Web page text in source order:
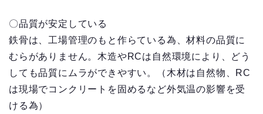
〇品質が安定している
鉄骨は、工場管理のもと作らている為、材料の品質に
むらがありません。木造やRCは自然環境により、どう
しても品質にムラができやすい。（木材は自然物、RC
は現場でコンクリートを固めるなど外気温の影響を受
ける為）